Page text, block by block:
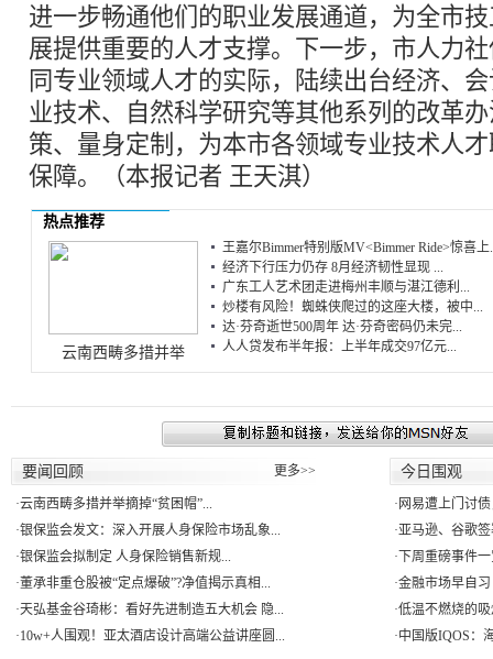
进一步畅通他们的职业发展通道，为全市
展提供重要的人才支撑。下一步，市人力
同专业领域人才的实际，陆续出台经济、
业技术、自然科学研究等其他系列的改革
策、量身定制，为本市各领域专业技术人
保障。（本报记者 王天淇）
热点推荐
云南西畴多措并举
王嘉尔Bimmer特别版MV<Bimmer Ride>惊喜上
经济下行压力仍存 8月经济韧性显现 ...
广东工人艺术团走进梅州丰顺与湛江德利...
炒楼有风险！蜘蛛侠爬过的这座大楼，被中...
达·芬奇逝世500周年 达·芬奇密码仍未完...
人人贷发布半年报：上半年成交97亿元...
要闻回顾 更多>>
·云南西畴多措并举摘掉“贫困帽”...
·银保监会发文：深入开展人身保险市场乱象...
·银保监会拟制定 人身保险销售新规...
·董承非重仓股被“定点爆破”?净值揭示真相...
·天弘基金谷琦彬：看好先进制造五大机会 隐...
·10w+人围观！亚太酒店设计高端公益讲座圆...
今日围观
· 网易遭上门讨
·亚马逊、谷歌
· 下周重磅事件
·金融市场早自
·低温不燃烧的
·中国版IQOS：